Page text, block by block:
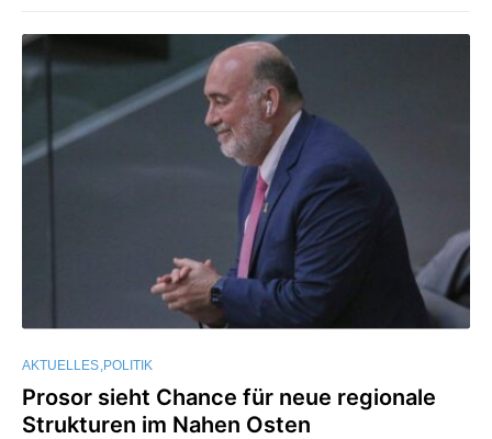
AKTUELLES POLITIK
Prosor sieht Chance für neue regionale
Strukturen im Nahen Osten